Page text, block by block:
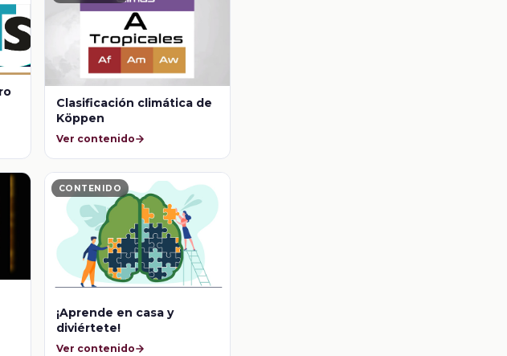
Clasificación climática de
Köppen
Ver contenido
CONTENIDO
¡Aprende en casa y
diviértete!
Ver contenido